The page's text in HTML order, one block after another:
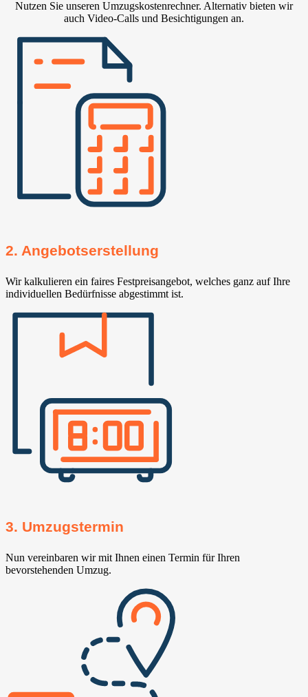
Nutzen Sie unseren Umzugskostenrechner. Alternativ bieten wir
auch Video-Calls und Besichtigungen an.
2. Angebotserstellung
Wir kalkulieren ein faires Festpreisangebot, welches ganz auf Ihre
individuellen Bedürfnisse abgestimmt ist.
3. Umzugstermin
Nun vereinbaren wir mit Ihnen einen Termin für Ihren
bevorstehenden Umzug.